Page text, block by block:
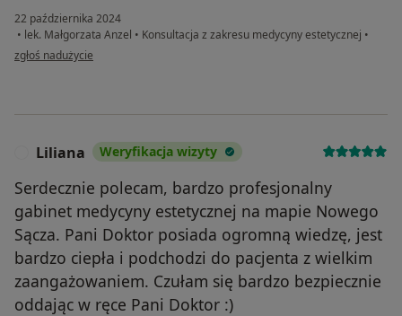
22 października 2024
• lek. Małgorzata Anzel • Konsultacja z zakresu medycyny estetycznej •
w opinii użytkownika Helena
zgłoś nadużycie
Liliana Weryfikacja wizyty
Serdecznie polecam, bardzo profesjonalny
gabinet medycyny estetycznej na mapie Nowego
Sącza. Pani Doktor posiada ogromną wiedzę, jest
bardzo ciepła i podchodzi do pacjenta z wielkim
zaangażowaniem. Czułam się bardzo bezpiecznie
oddając w ręce Pani Doktor :)